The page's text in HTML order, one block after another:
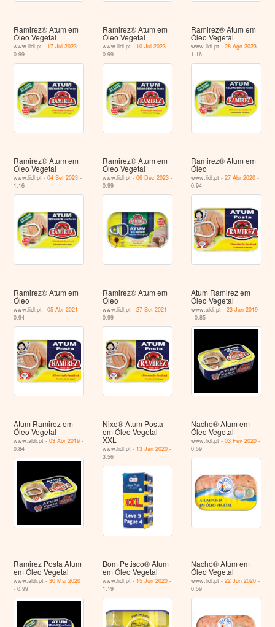
Ramirez® Atum em
Óleo Vegetal
www.lidl.pt - 17 Jul 2023 -
0.99
Ramirez® Atum em
Óleo Vegetal
www.lidl.pt - 10 Jul 2023-
0.99
Ramirez® Atum em
Óleo Vegetal
www.lidl.pt -28 Ago 2023 -
1.16
Ramirez® Atum em
Óleo Vegetal
www.lidl.pt -04 Set 2023 -
1.16
Ramirez® Atum em
Óleo Vegetal
www.lidl.pt - 06 Dez 2023-
0.99
Ramirez® Atum em
Óleo
www.lidl.pt -27 Abr 2020 -
0.94
Ramirez® Atum em
Óleo
www.lidl.pt -05 Abr 2021 -
0.94
Ramirez® Atum em
Óleo
www.lidl.pt - 27 Set 2021 -
0.99
Atum Ramirez em
Óleo Vegetal
www.aldi.pt -23 Jan 2019
- 0.85
Atum Ramirez em
Óleo Vegetal
www.aldi.pt -03 Abr 2019 -
0.84
Nixe® Atum Posta
em Óleo Vegetal
XXL
www.lidl.pt - 13 Jan 2020-
3.56
Nacho® Atum em
Óleo Vegetal
www.lidl.pt -03 Fev 2020 -
0.59
Ramirez Posta Atum
em Óleo Vegetal
www.aldi.pt -30 Mai 2020
- 0.99
Bom Petisco® Atum
em Óleo Vegetal
www.lidl.pt - 15 Jun 2020-
1.19
Nacho® Atum em
Óleo Vegetal
www.lidl.pt -22 Jun 2020 -
0.59